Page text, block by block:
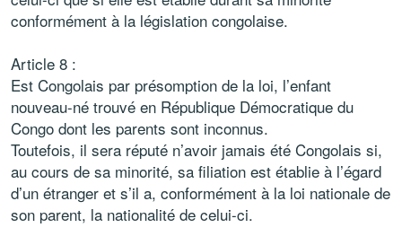
conformément à la législation congolaise.
Article 8 :
Est Congolais par présomption de la loi, l’enfant
nouveau-né trouvé en République Démocratique du
Congo dont les parents sont inconnus.
Toutefois, il sera réputé n’avoir jamais été Congolais si,
au cours de sa minorité, sa filiation est établie à l’égard
d’un étranger et s’il a, conformément à la loi nationale de
son parent, la nationalité de celui-ci.